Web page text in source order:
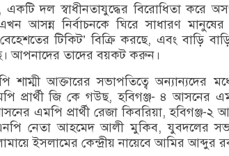
একটি দল স্বাধীনতাযুদ্ধের বিরোধিতা করে
আসন্ন নির্বাচনকে ঘিরে সাধারণ
টিকিট’ বিক্রি করছে, এবং বাড়ি
আপনাদের তাদের বয়কট করুন।
শাম্মী আক্তারের সভাপতিত্বে অন্যান্যদের
প্রার্থী জি কে গউছ, হবিগঞ্জ- ৪ আসনের
এমপি প্রার্থী রেজা কিবরিয়া, হবিগঞ্জ-২
নেতা আহমেদ আলী মুকিব, যুবদলের
ইসলামের কেন্দ্রীয় নায়েবে আমির আব্দুর